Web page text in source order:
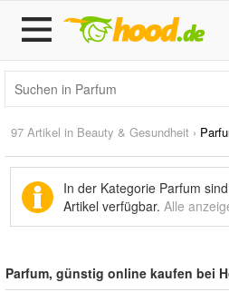
97 Artikel in Beauty & Gesundheit ›
In der Kategorie Parfum
Artikel verfügbar. Alle
Parfum, günstig online kaufen bei